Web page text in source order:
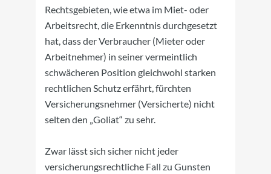
Rechtsgebieten, wie etwa im Miet- oder
Arbeitsrecht, die Erkenntnis durchgesetzt
hat, dass der Verbraucher (Mieter oder
Arbeitnehmer) in seiner vermeintlich
schwächeren Position gleichwohl starken
rechtlichen Schutz erfährt, fürchten
Versicherungsnehmer (Versicherte) nicht
selten den „Goliat“ zu sehr.
Zwar lässt sich sicher nicht jeder
versicherungsrechtliche Fall zu Gunsten